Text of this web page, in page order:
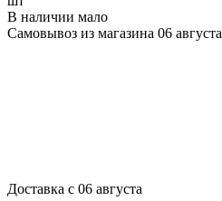
В наличии мало
Самовывоз из магазина 06 августа
Доставка с 06 августа